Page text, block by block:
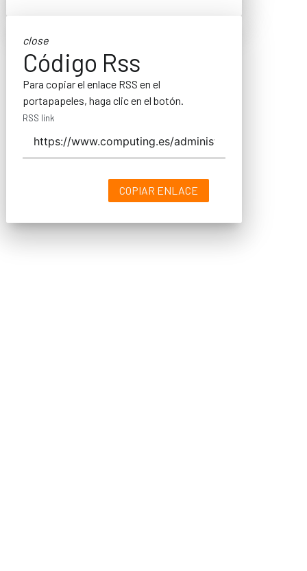
close
Código Rss
Para copiar el enlace RSS en el
portapapeles, haga clic en el botón.
RSS link
COPIAR ENLACE